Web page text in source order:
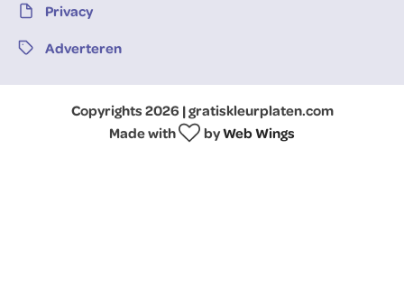
Privacy
Adverteren
Copyrights 2026 | gratiskleurplaten.com
Made with
byWeb Wings